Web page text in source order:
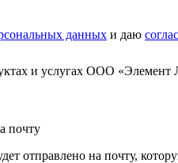
данных и даю
и услугах ООО
почту
отправлено на почту,